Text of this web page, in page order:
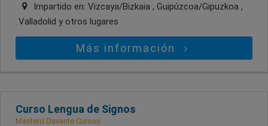
Impartido en: Vizcaya/Bizkaia , Guipúzcoa/Gipuzkoa ,
Valladolid y otros lugares
Más información
Curso Lengua de Signos
Masterd Davante Cursos